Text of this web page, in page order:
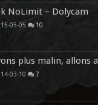
NoLimit – Dolycam
05-05 10
plus malin, allons
03-10 7